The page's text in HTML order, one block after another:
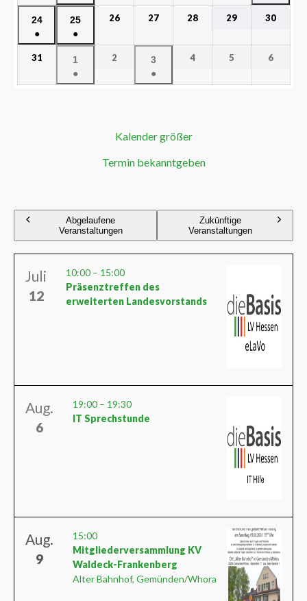
24
●
25
●
26 27 28 29 30
31
1
●
2
3
●
4 5 6
Kalender größer
Termin bekanntgeben
Abgelaufene
Veranstaltungen
Zukünftige
Veranstaltungen
Juli
12
10:00 – 15:00
Präsenztreffen des
erweiterten Landesvorstands
Aug.
6
19:00 – 19:30
IT Sprechstunde
Aug.
9
15:00
Mitgliederversammlung KV
Waldeck-Frankenberg
Alter Bahnhof, Gemünden/Whora